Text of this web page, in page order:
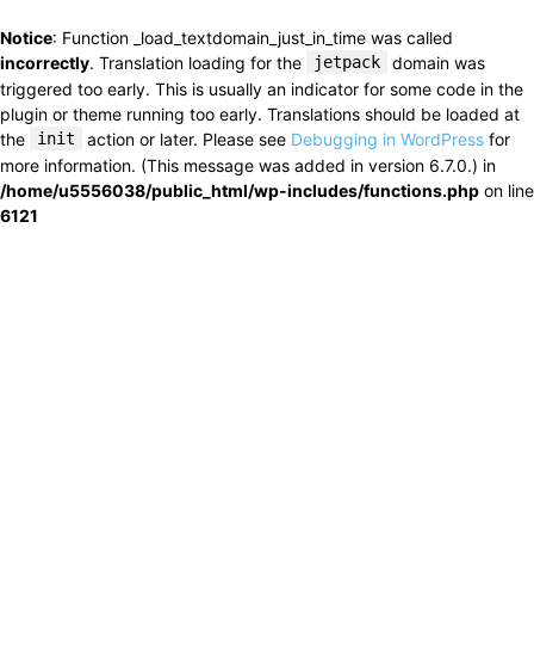
Notice: Function _load_textdomain_just_in_time was called
incorrectly. Translation loading for the jetpack
domain was
triggered too early. This is usually an indicator for some code in the
plugin or theme running too early. Translations should be loaded at
the
init action or later. Please see Debugging in WordPress for
more information. (This message was added in version 6.7.0.) in
/home/u5556038/public_html/wp-includes/functions.php on line
6121